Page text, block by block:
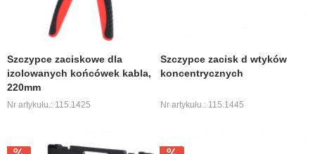
Szczypce zaciskowe dla
izolowanych końcówek kabla,
220mm
Nr artykułu.: 115.1425
Szczypce zacisk d wtyków
koncentrycznych
Nr artykułu.: 115.1445